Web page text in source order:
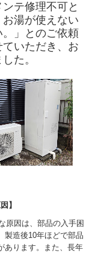
ンテ修理不可と
湯が使えない
」とのご依頼
いただき、お
た。
】
原因は、部品の入手困
製造後10年ほどで部品
あります。また、長年